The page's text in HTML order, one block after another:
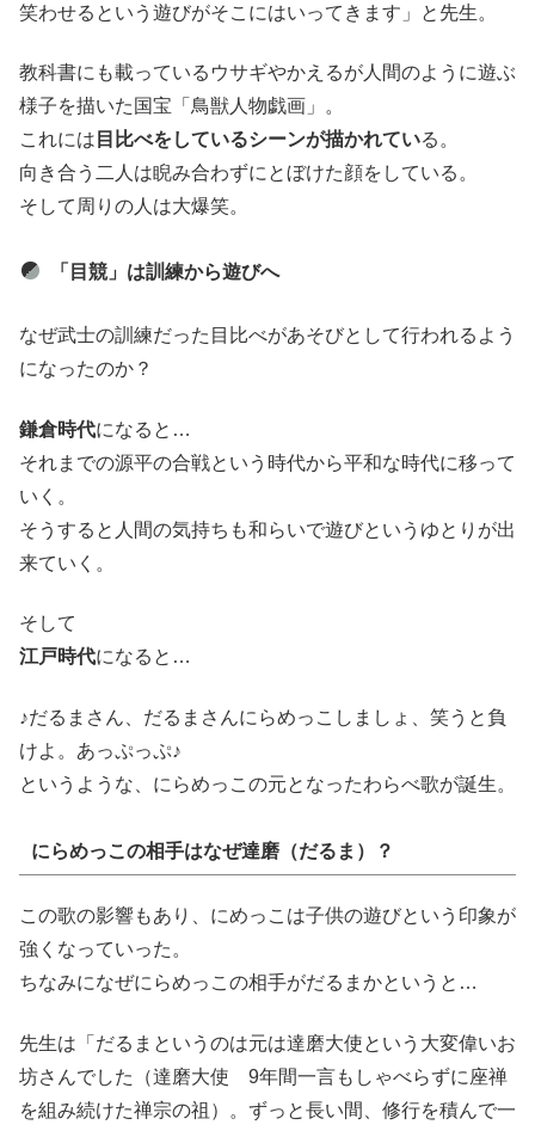
笑わせるという遊びがそこにはいってきます」と先生。
教科書にも載っているウサギやかえるが人間のように遊ぶ
様子を描いた国宝「鳥獣人物戯画」。
これには 目比べをしているシーンが描かれている。
向き合う二人は睨み合わずにとぼけた顔をしている。
そして周りの人は大爆笑。
「目競」は訓練から遊びへ
なぜ武士の訓練だった目比べがあそびとして行われるよう
になったのか？
鎌倉時代になると…
それまでの源平の合戦という時代から平和な時代に移って
いく。
そうすると人間の気持ちも和らいで遊びというゆとりが出
来ていく。
そして
江戸時代になると…
♪だるまさん、だるまさんにらめっこしましょ、笑うと負
けよ。あっぷっぷ♪
というような、にらめっこの元となったわらべ歌が誕生。
にらめっこの相手はなぜ達磨（だるま）？
この歌の影響もあり、にめっこは子供の遊びという印象が
強くなっていった。
ちなみになぜにらめっこの相手がだるまかというと…
先生は「だるまというのは元は達磨大使という大変偉いお
坊さんでした（達磨大使 9年間一言もしゃべらずに座禅
を組み続けた禅宗の祖）。ずっと長い間、修行を積んで一